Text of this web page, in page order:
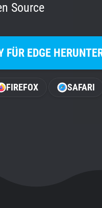
Source
FÜR EDGE
FIREFOX SAFARI